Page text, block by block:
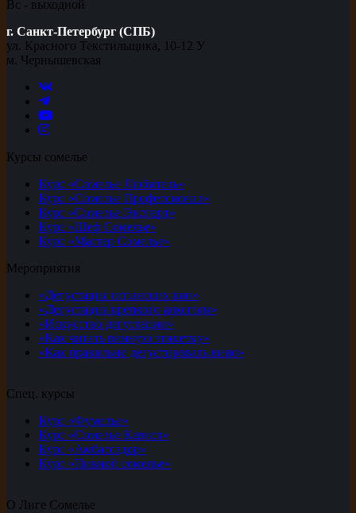
Вс - выходной
г. Санкт-Петербург (СПБ)
ул. Красного Текстильщика, 10-12 У
м. Чернышевская
Курсы сомелье
Курс «Сомелье Любитель»
Курс «Сомелье Профессионал»
Курс «Сомелье Эксперт»
Курс «Шеф Сомелье»
Курс «Мастер Сомелье»
Мероприятия
«Дегустация испанских вин»
«Дегустация крепкого алкоголя»
«Искусство дегустации»
«Как читать винную этикетку»
«Как правильно дегустировать вино»
Спец. курсы
Курс «Фумелье»
Курс «Сомелье Кавист»
Курс «Амбассадор»
Курс «Пивной сомелье»
О Лиге Сомелье